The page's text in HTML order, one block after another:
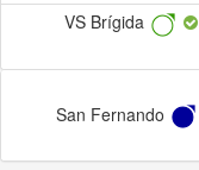
VS Brígida
San Fernando